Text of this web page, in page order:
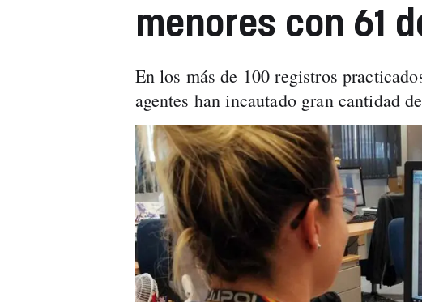
menores con 61
En los más de 100 registros
agentes han incautado gran cantidad